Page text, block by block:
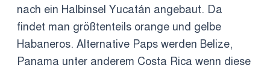
nach ein Halbinsel Yucatán angebaut. Da
findet man größtenteils orange und gelbe
Habaneros. Alternative Paps werden Belize,
Panama unter anderem Costa Rica wenn diese